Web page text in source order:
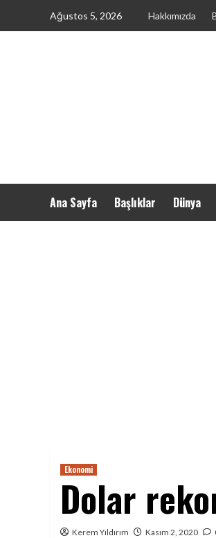
Ağustos 5, 2026 Hakkımızda
Ana Sayfa Başlıklar Dünya
Ekonomi
Dolar
Kerem Yıldırım Kasım 2, 2020